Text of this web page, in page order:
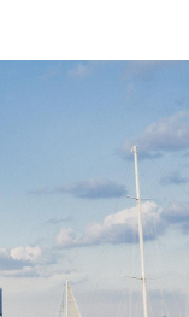
定方法
創出する方法